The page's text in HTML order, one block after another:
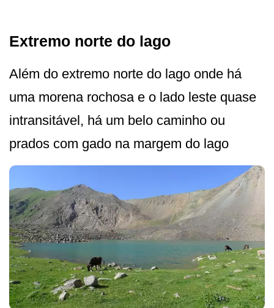
Extremo norte do lago
Além do extremo norte do lago onde há
uma morena rochosa e o lado leste quase
intransitável, há um belo caminho ou
prados com gado na margem do lago